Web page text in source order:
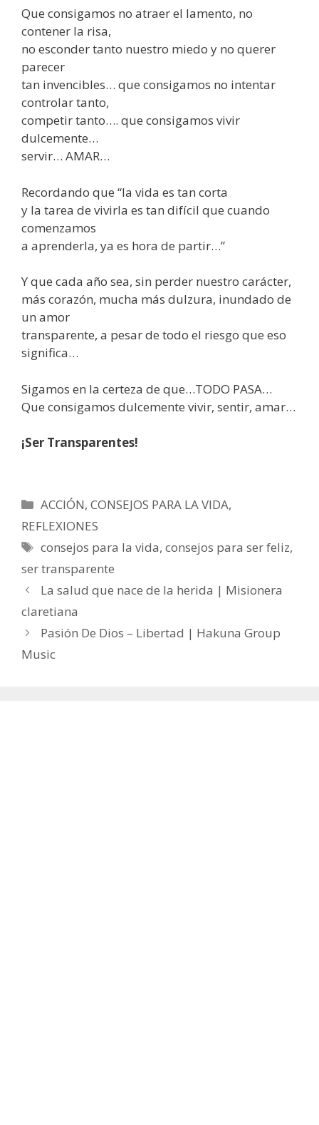
Que consigamos no atraer el lamento, no
contener la risa,
no esconder tanto nuestro miedo y no querer
parecer
tan invencibles… que consigamos no intentar
controlar tanto,
competir tanto…. que consigamos vivir
dulcemente…
servir… AMAR…
Recordando que “la vida es tan corta
y la tarea de vivirla es tan difícil que cuando
comenzamos
a aprenderla, ya es hora de partir…”
Y que cada año sea, sin perder nuestro carácter,
más corazón, mucha más dulzura, inundado de
un amor
transparente, a pesar de todo el riesgo que eso
significa…
Sigamos en la certeza de que…TODO PASA…
Que consigamos dulcemente vivir, sentir, amar…
¡Ser Transparentes!
Categorías
ACCIÓN,CONSEJOS PARA LA VIDA,
REFLEXIONES
Etiquetas
consejos para la vida,consejos para ser feliz,
ser transparente
La salud que nace de la herida | Misionera
claretiana
Pasión De Dios – Libertad | Hakuna Group
Music